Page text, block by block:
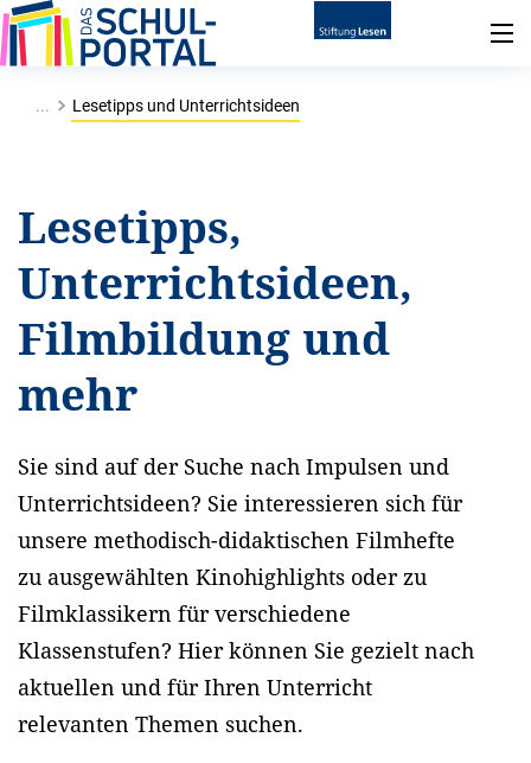
... Lesetipps und Unterrichtsideen
Lesetipps,
Unterrichtsideen,
Filmbildung und
mehr
Sie sind auf der Suche nach Impulsen und
Unterrichtsideen? Sie interessieren sich für
unsere methodisch-didaktischen Filmhefte
zu ausgewählten Kinohighlights oder zu
Filmklassikern für verschiedene
Klassenstufen? Hier können Sie gezielt nach
aktuellen und für Ihren Unterricht
relevanten Themen suchen.